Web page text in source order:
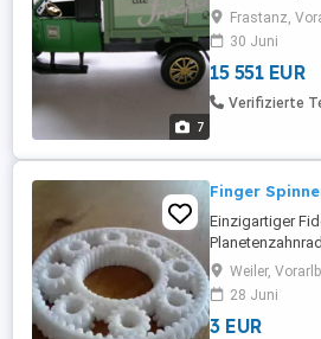
7
"rio"topolino
"brumm" eur
25,52 f-1, silber
cursor
fragen einfach
Frastanz,
30 Juni
15 551 EUR
Verifizierte
Finger
Einzigartiger
funktionsfähig,
Gedruckt aus
und
Weiler,
28 Juni
3 EUR